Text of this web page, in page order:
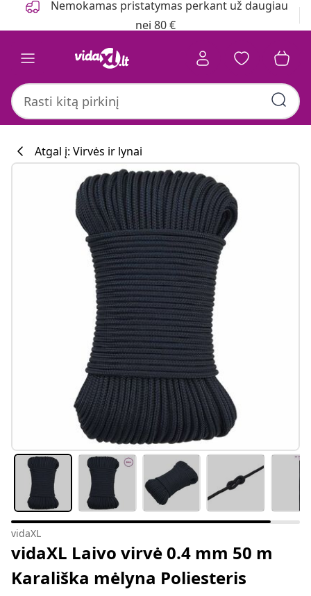
Nemokamas pristatymas perkant už daugiau
nei 80 €
Atgal į: Virvės ir lynai
vidaXL
vidaXL Laivo virvė 0.4 mm 50 m
Karališka mėlyna Poliesteris